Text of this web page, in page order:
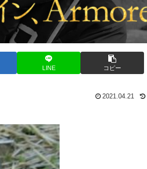
LINE コピー
2021.04.21